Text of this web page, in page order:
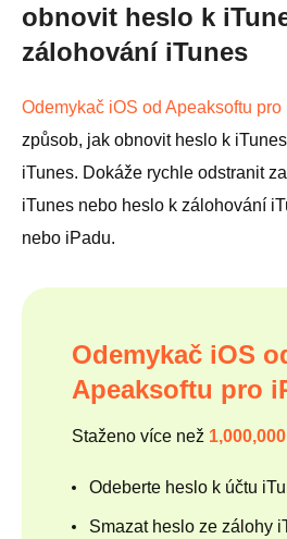
obnovit heslo k
zálohování iTunes
Odemykač iOS od Apeaksoftu
způsob, jak obnovit heslo k
iTunes. Dokáže rychle odstranit
iTunes nebo heslo k zálohování
nebo iPadu.
Odemykač iOS
Apeaksoftu pro
Staženo více než 1,000,000
Odeberte heslo k účtu
Smazat heslo ze zálohy